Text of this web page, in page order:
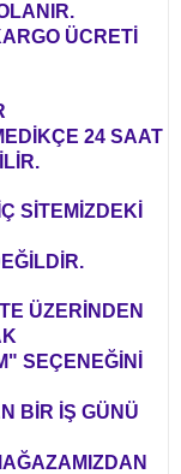
ÜCRETİ
24 SAAT
SİTEMİZDEKİ
ÜZERİNDEN
SEÇENEĞİNİ
BİR İŞ GÜNÜ